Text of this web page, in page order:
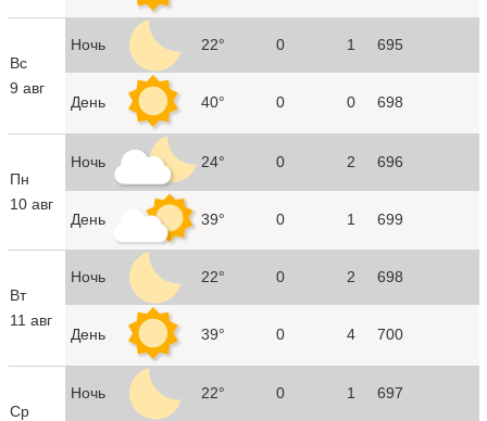
Вс
9 авг
Ночь 22° 0 1 695
День 40° 0 0 698
Пн
10 авг
Ночь 24° 0 2 696
День 39° 0 1 699
Вт
11 авг
Ночь 22° 0 2 698
День 39° 0 4 700
Ср
Ночь 22° 0 1 697